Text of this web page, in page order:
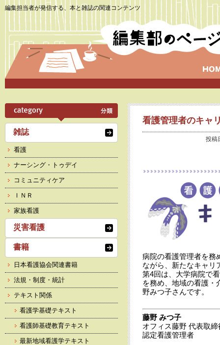
編集担当者が発信する、本と雑誌の関連コンテンツ
看護管理者のキャ
投稿
病院の看護管理者を務
ながら、新たなキャリ
第4回は、大学病院で
を務め、地域の看護・
野みつ子さんです。
藤野 みつ子
オフィス藤野 代表取締
認定看護管理者
雑誌
看護
ナーシング・トゥデイ
コミュニティケア
ＩＮＲ
家族看護
災害看護
書籍
日本看護協会関連書籍
法規・制度・統計
テキスト関係
看護学基礎テキスト
看護師基礎教育テキスト
最新地域看護学テキスト